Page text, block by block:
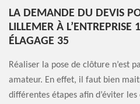
LA DEMANDE DU DEVIS
LILLEMER À L’ENTREPRISE
ÉLAGAGE 35
Réaliser la pose de clôture n’est
amateur. En effet, il faut bien
différentes étapes afin d’éviter